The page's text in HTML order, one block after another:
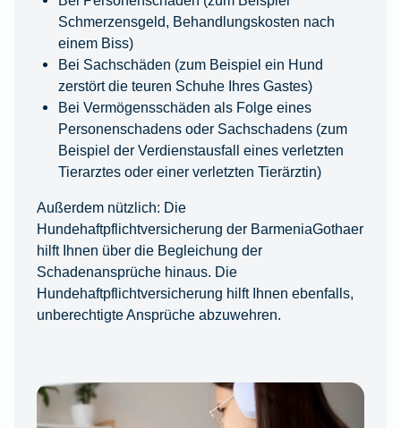
Schmerzensgeld, Behandlungskosten nach
einem Biss)
Bei Sachschäden (zum Beispiel ein Hund
zerstört die teuren Schuhe Ihres Gastes)
Bei Vermögensschäden als Folge eines
Personenschadens oder Sachschadens (zum
Beispiel der Verdienstausfall eines verletzten
Tierarztes oder einer verletzten Tierärztin)
Außerdem nützlich: Die
Hundehaftpflichtversicherung der BarmeniaGothaer
hilft Ihnen über die Begleichung der
Schadenansprüche hinaus. Die
Hundehaftpflichtversicherung hilft Ihnen ebenfalls,
unberechtigte Ansprüche abzuwehren.